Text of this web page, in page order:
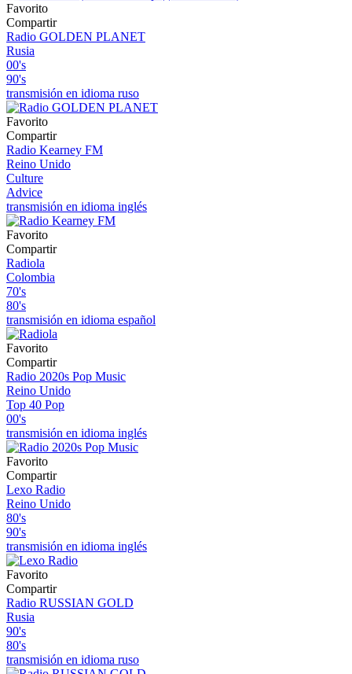
Favorito
Compartir
Radio GOLDEN PLANET
Rusia
00's
90's
transmisión en idioma ruso
Favorito
Compartir
Radio Kearney FM
Reino Unido
Culture
Advice
transmisión en idioma inglés
Favorito
Compartir
Radiola
Colombia
70's
80's
transmisión en idioma español
Favorito
Compartir
Radio 2020s Pop Music
Reino Unido
Top 40 Pop
00's
transmisión en idioma inglés
Favorito
Compartir
Lexo Radio
Reino Unido
80's
90's
transmisión en idioma inglés
Favorito
Compartir
Radio RUSSIAN GOLD
Rusia
90's
80's
transmisión en idioma ruso